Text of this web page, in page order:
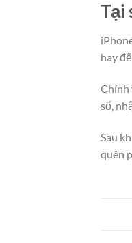
Tại
hay
Chính
số,
Sau
quên